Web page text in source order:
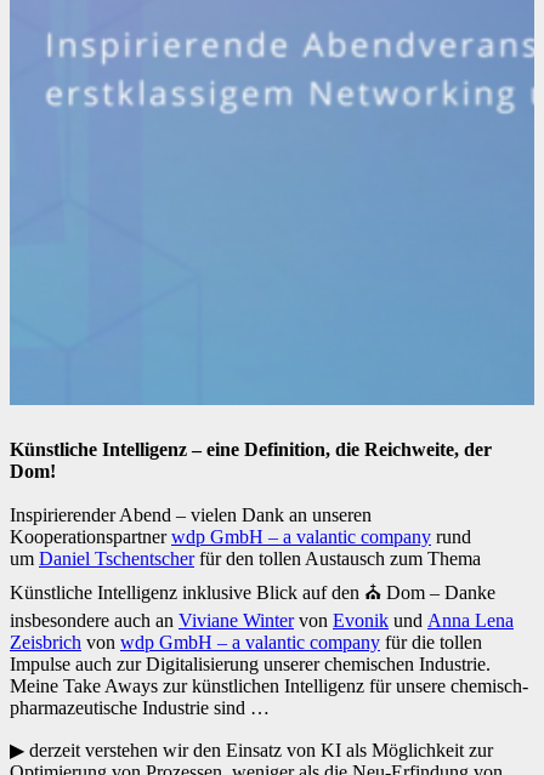
Künstliche Intelligenz – eine Definition, die Reichweite, der
Dom!
Inspirierender Abend – vielen Dank an unseren
Kooperationspartnerwdp GmbH – a valantic company rund
um Daniel Tschentscherfür den tollen Austausch zum Thema
Künstliche Intelligenz inklusive Blick auf den ⛪ Dom – Danke
insbesondere auch an Viviane Wintervon Evonik und Anna Lena
Zeisbrich von wdp GmbH – a valantic company für die tollen
Impulse auch zur Digitalisierung unserer chemischen Industrie.
Meine Take Aways zur künstlichen Intelligenz für unsere chemisch-
pharmazeutische Industrie sind …
▶ derzeit verstehen wir den Einsatz von KI als Möglichkeit zur